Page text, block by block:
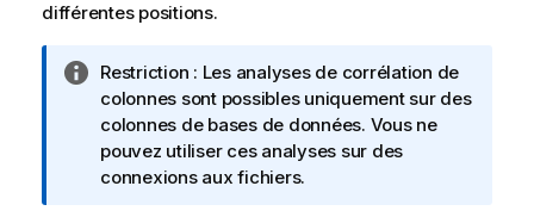
différentes positions.
N
o
t
e
I
Restriction : Les analyses de corrélation de
colonnes sont possibles uniquement sur des
colonnes de bases de données. Vous ne
pouvez utiliser ces analyses sur des
connexions aux fichiers.